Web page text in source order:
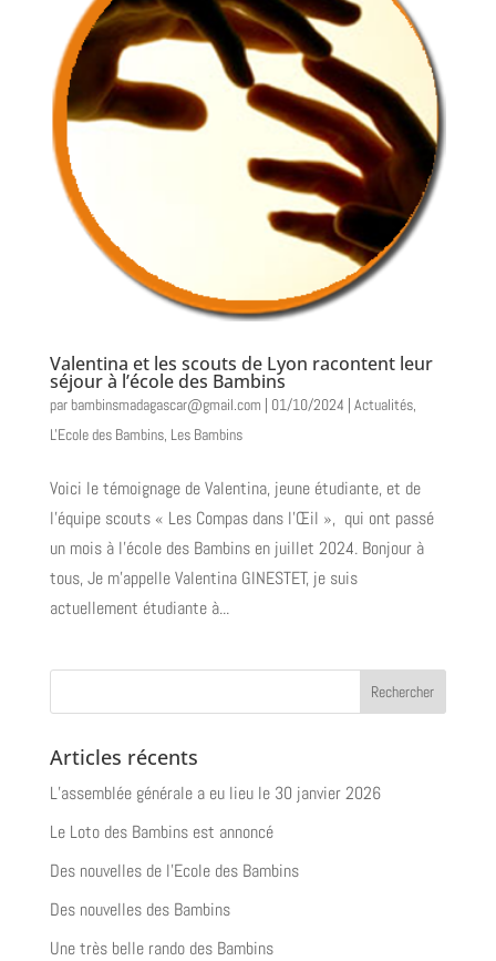
Valentina et les scouts de Lyon racontent leur
séjour à l’école des Bambins
parbambinsmadagascar@gmail.com | 01/10/2024 | Actualités,
L'Ecole des Bambins, Les Bambins
Voici le témoignage de Valentina, jeune étudiante, et de
l’équipe scouts « Les Compas dans l’Œil », qui ont passé
un mois à l’école des Bambins en juillet 2024. Bonjour à
tous, Je m’appelle Valentina GINESTET, je suis
actuellement étudiante à...
Articles récents
L’assemblée générale a eu lieu le 30 janvier 2026
Le Loto des Bambins est annoncé
Des nouvelles de l’Ecole des Bambins
Des nouvelles des Bambins
Une très belle rando des Bambins